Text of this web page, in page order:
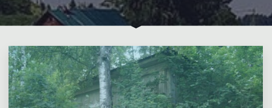
Оставьте комментарий